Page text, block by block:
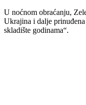
U noćnom obraćanju,
Ukrajina i dalje
skladište godinama“.